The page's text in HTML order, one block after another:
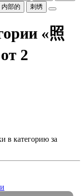
内部的 刺绣
«照
2
в категорию за